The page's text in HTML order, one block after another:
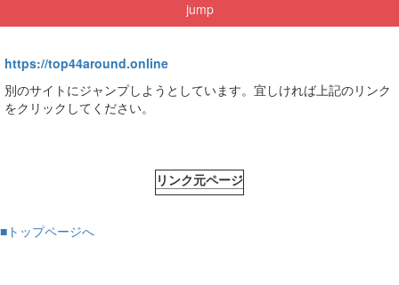
jump
https://top44around.online
別のサイトにジャンプしようとしています。宜しければ上記のリンク
をクリックしてください。
リンク元ページ
■トップページへ